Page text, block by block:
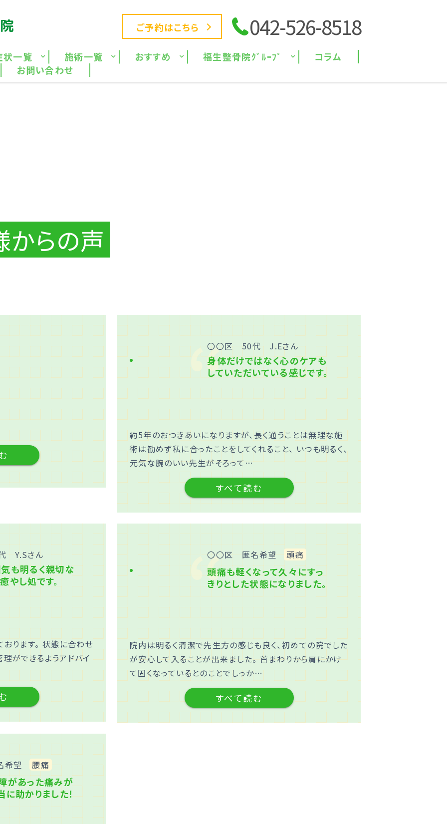
ご予約はこちら 042-526-8518
状一覧 施術一覧 おすすめ 福生整骨院ｸﾞﾙｰﾌﾟ
コラム
お問い合わせ
らの声
〇〇区 50代 J.Eさん
身体だけではなく心のケアも
していただいている感じです。
約5年のおつきあいになりますが、長く通うことは無理な施
術は勧めず私に合ったことをしてくれること、 いつも明るく、
元気な腕のいい先生がそろって…
すべて読む
Y.Sさん
も明るく親切な
やし処です。
ります。 状態に合わせ
ができるようアドバイ
〇〇区 匿名希望 頭痛
頭痛も軽くなって久々にすっ
きりとした状態になりました。
院内は明るく清潔で先生方の感じも良く、初めての院でした
が安心して入ることが出来ました。 首まわりから肩にかけ
て固くなっているとのことでしっか…
すべて読む
希望 腰痛
があった痛みが
に助かりました！